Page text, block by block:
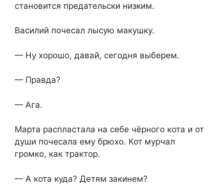
становится предательски низким.
Василий почесал лысую макушку.
— Ну хорошо, давай, сегодня выберем.
— Правда?
— Ага.
Марта распластала на себе чёрного кота и от
души почесала ему брюхо. Кот мурчал
громко, как трактор.
— А кота куда? Детям закинем?